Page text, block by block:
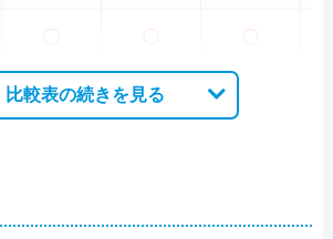
比較表の続きを見る